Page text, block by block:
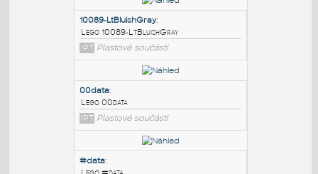
PODOBNÉ BLOKY
10090-DkBluishGray
Lego 10090-DkBluishGray
IPT Plastové součásti
10089-LtBluishGray:
Lego 10089-LtBluishGray